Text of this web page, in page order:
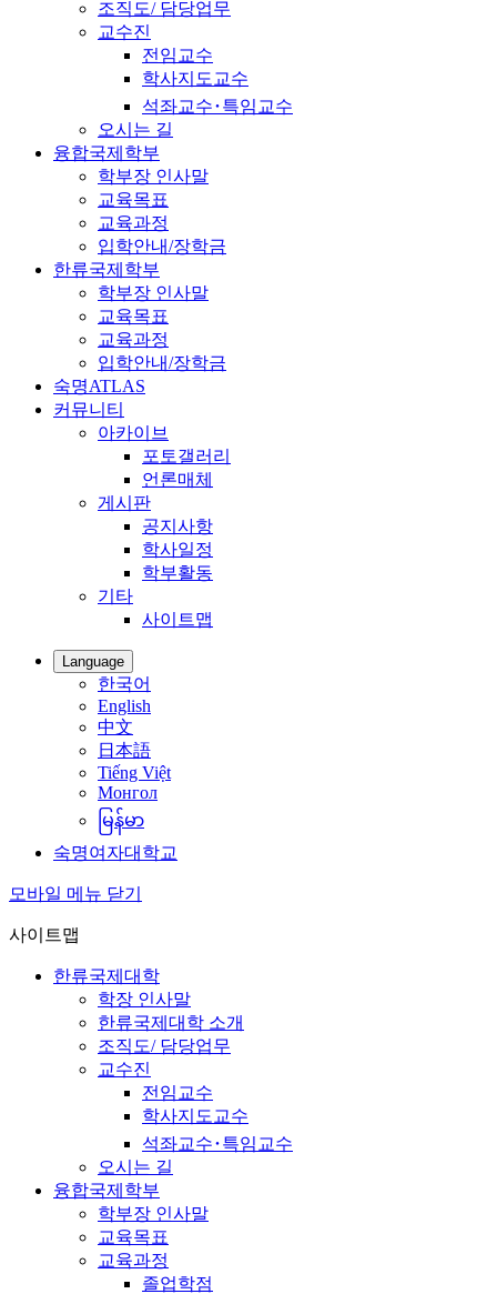
조직도/ 담당업무
교수진
전임교수
학사지도교수
석좌교수･특임교수
오시는 길
융합국제학부
학부장 인사말
교육목표
교육과정
입학안내/장학금
한류국제학부
학부장 인사말
교육목표
교육과정
입학안내/장학금
숙명ATLAS
커뮤니티
아카이브
포토갤러리
언론매체
게시판
공지사항
학사일정
학부활동
기타
사이트맵
Language
한국어
English
中文
日本語
Tiếng Việt
Монгол
မြန်မာ
숙명여자대학교
모바일 메뉴 닫기
사이트맵
한류국제대학
학장 인사말
한류국제대학 소개
조직도/ 담당업무
교수진
전임교수
학사지도교수
석좌교수･특임교수
오시는 길
융합국제학부
학부장 인사말
교육목표
교육과정
졸업학점